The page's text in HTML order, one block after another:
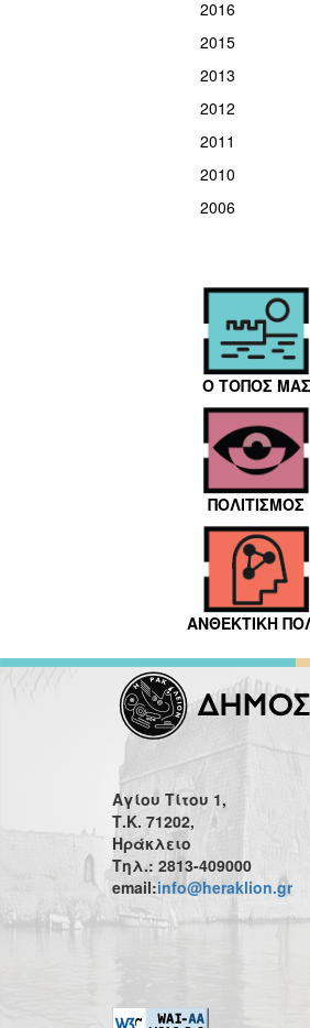
2016
2015
2013
2012
2011
2010
2006
Ο ΤΟΠΟΣ ΜΑΣ
ΠΟΛΙΤΙΣΜΟΣ
ΑΝΘΕΚΤΙΚΗ
Αγίου Τίτου 1,
Τ.Κ. 71202,
Ηράκλειο
Τηλ.: 2813-409000
email:info@heraklion.gr